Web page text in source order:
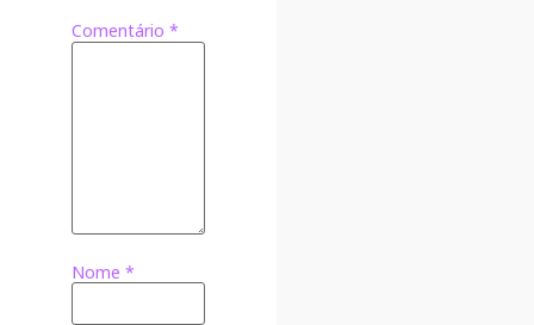
Comentário *
Nome *